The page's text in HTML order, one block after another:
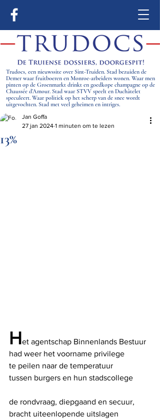
Trudocs, een nieuwssite over Sint-Truiden. Stad bezuiden de
Demer waar fruitboeren en Monroe-arbeiders wonen. Waar men
pinten op de Groenmarkt drinkt en goedkope champagne op de
Chaussée d’Amour. Stad waar STVV speelt en Duchâtelet
speculeert. Waar politiek op het scherp van de snee wordt
uitgevochten. Stad met veel geheimen en intriges.
13%
Jan Goffa
27 jan 2024 1 minuten om te lezen
Het agentschap Binnenlands Bestuur
had weer het voorname privilege
te peilen naar de temperatuur
tussen burgers en hun stadscollege
de rondvraag, diepgaand en secuur,
bracht uiteenlopende uitslagen